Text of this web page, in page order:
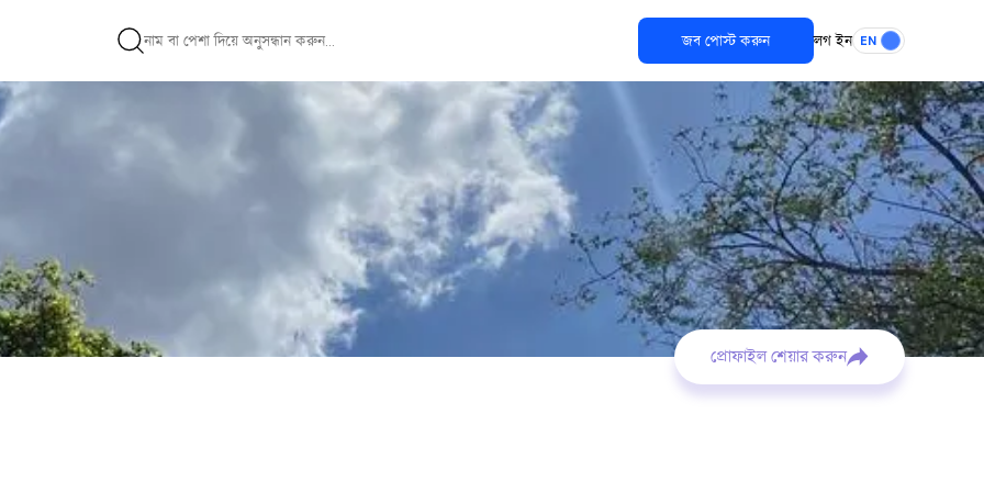
জব পোস্ট করুন লগ ইন EN
প্রোফাইল শেয়ার করুন